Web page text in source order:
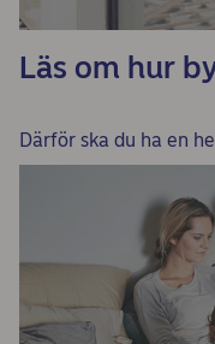
Läs om hur
Därför ska du ha en